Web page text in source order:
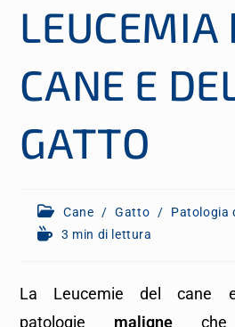
LEUCEMIA
CANE E
GATTO
Cane / Gatto /
Patologia
3 min di lettura
La Leucemie del cane
patologie maligne che